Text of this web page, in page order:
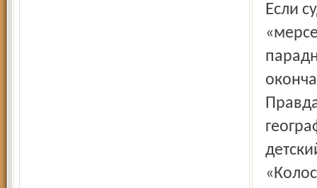
Если судить по маркам автобусов – сплошные